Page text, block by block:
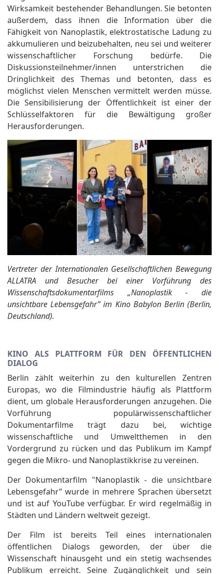
Wirksamkeit bestehender Behandlungen. Sie betonten
außerdem, dass ihnen die Information über die
Fähigkeit von Nanoplastik, elektrostatische Ladung zu
akkumulieren und beizubehalten, neu sei und weiterer
wissenschaftlicher Forschung bedürfe. Die
Diskussionsteilnehmer/innen unterstrichen die
Dringlichkeit des Themas und betonten, dass es
möglichst vielen Menschen vermittelt werden müsse.
Die Sensibilisierung der Öffentlichkeit ist einer der
Schlüsselfaktoren für die Bewältigung großer
Herausforderungen.
Vertreter der Internationalen Gesellschaftlichen Bewegung
ALLATRA und Besucher bei einer Vorführung des
Wissenschaftsdokumentarfilms „Nanoplastik - die
unsichtbare Lebensgefahr” im Kino Babylon Berlin (Berlin,
Deutschland).
KINO ALS PLATTFORM FÜR DEN ÖFFENTLICHEN
DIALOG
Berlin zählt weiterhin zu den kulturellen Zentren
Europas, wo die Filmindustrie häufig als Plattform
dient, um globale Herausforderungen anzugehen. Die
Vorführung populärwissenschaftlicher
Dokumentarfilme trägt dazu bei, wichtige
wissenschaftliche und Umweltthemen in den
Vordergrund zu rücken und das Publikum im Kampf
gegen die Mikro- und Nanoplastikkrise zu vereinen.
Der Dokumentarfilm "Nanoplastik - die unsichtbare
Lebensgefahr” wurde in mehrere Sprachen übersetzt
und ist auf YouTube verfügbar. Er wird regelmäßig in
Städten und Ländern weltweit gezeigt.
Der Film ist bereits Teil eines internationalen
öffentlichen Dialogs geworden, der über die
Wissenschaft hinausgeht und ein stetig wachsendes
Publikum erreicht. Seine Zugänglichkeit und sein